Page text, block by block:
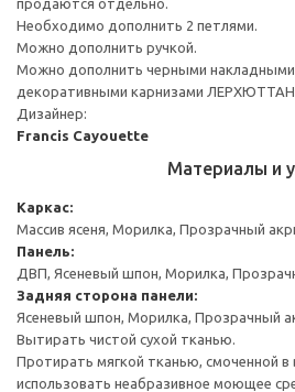
Необходимо дополнить 2 петлями.
Можно дополнить ручкой.
Можно дополнить черными накладными
декоративными карнизами ЛЕРХЮТТАН.
Дизайнер:
Francis Cayouette
Материалы и
Каркас:
Массив ясеня, Морилка, Прозрачный
Панель:
ДВП, Ясеневый шпон, Морилка,
Задняя сторона панели:
Ясеневый шпон, Морилка, Прозрачный
Вытирать чистой сухой тканью.
Протирать мягкой тканью, смоченной
использовать неабразивное моющее